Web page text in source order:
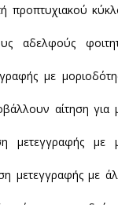
προπτυχιακού
αδελφούς
με
αίτηση για
μετεγγραφής με
μετεγγραφής με